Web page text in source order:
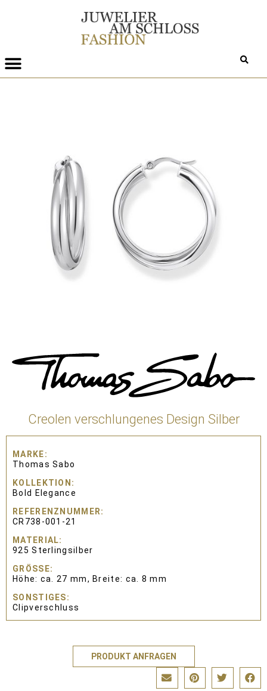
Creolen verschlungenes Design Silber
MARKE
Thomas Sabo
KOLLEKTION
Bold Elegance
REFERENZNUMMER
CR738-001-21
MATERIAL
925 Sterlingsilber
GRÖSSE
Höhe: ca. 27 mm, Breite: ca. 8 mm
SONSTIGES
Clipverschluss
PRODUKT ANFRAGEN